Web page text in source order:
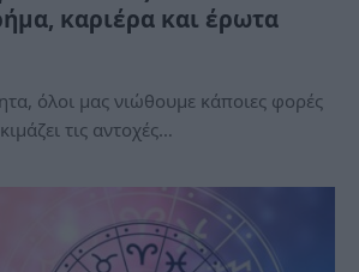
καριέρα και έρωτα
όλοι μας νιώθουμε κάποιες φορές
τις αντοχές…